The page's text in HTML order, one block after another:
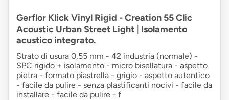
Gerflor Klick Vinyl Rigid - Creation 55 Clic
Acoustic Urban Street Light | Isolamento
acustico integrato.
Strato di usura 0,55 mm - 42 industria (normale) -
SPC rigido + isolamento - micro bisellatura - aspetto
pietra - formato piastrella - grigio - aspetto autentico
- facile da pulire - senza plastificanti nocivi - facile da
installare - facile da pulire - f